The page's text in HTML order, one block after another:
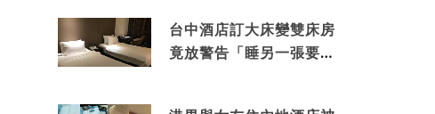
台中酒店訂大床變雙床房
竟放警告「睡另一張要加